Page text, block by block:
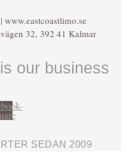
www.eastcoastlimo.se
32, 392 41 Kalmar
our business
SEDAN 2009